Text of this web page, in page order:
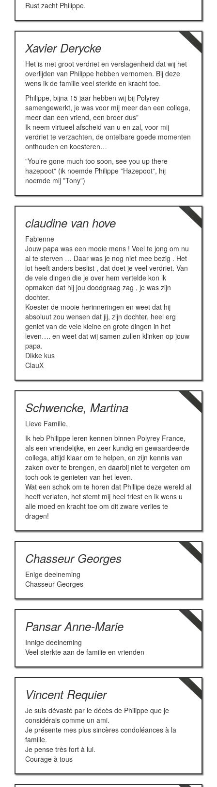
Rust zacht Philippe.
Xavier Derycke
Het is met groot verdriet en verslagenheid dat wij het
overlijden van Philippe hebben vernomen. Bij deze
wens ik de familie veel sterkte en kracht toe.
Philippe, bijna 15 jaar hebben wij bij Polyrey
samengewerkt, je was voor mij meer dan een collega,
meer dan een vriend, een broer dus”
Ik neem virtueel afscheid van u en zal, voor mij
verdriet te verzachten, de ontelbare goede momenten
onthouden en koesteren…
”You’re gone much too soon, see you up there
hazepoot” (ik noemde Philippe ”Hazepoot”, hij
noemde mij ”Tony”)
claudine van hove
Fabienne
Jouw papa was een mooie mens ! Veel te jong om nu
al te sterven … Daar was je nog niet mee bezig . Het
lot heeft anders beslist , dat doet je veel verdriet. Van
de vele dingen die je over hem vertelde kon ik
opmaken dat hij jou doodgraag zag , je was zijn
dochter.
Koester de mooie herinneringen en weet dat hij
absoluut zou wensen dat jij, zijn dochter, heel erg
geniet van de vele kleine en grote dingen in het
leven…. en weet dat wij samen zullen klinken op jouw
papa.
Dikke kus
ClauX
Schwencke, Martina
Lieve Familie,
Ik heb Philippe leren kennen binnen Polyrey France,
als een vriendelijke, en zeer kundig en gewaardeerde
collega, altijd klaar om te helpen, en zijn kennis van
zaken over te brengen, en daarbij niet te vergeten om
toch ook te genieten van het leven.
Wat een schok om te horen dat Phillipe deze wereld al
heeft verlaten, het stemt mij heel triest en ik wens u
alle moed en kracht toe om dit zware verlies te
dragen!
Chasseur Georges
Enige deelneming
Chasseur Georges
Pansar Anne-Marie
Innige deelneming
Veel sterkte aan de familie en vrienden
Vincent Requier
Je suis dévasté par le décès de Philippe que je
considérais comme un ami.
Je présente mes plus sincères condoléances à la
famille.
Je pense très fort à lui.
Courage à tous